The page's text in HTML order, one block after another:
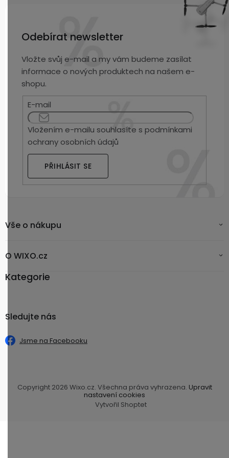
Odebírat newsletter
Vložte svůj e-mail a my vám budeme zasílat
informace o nových produktech na našem e-
shopu.
E-mail
Vložením e-mailu souhlasíte spodmínkami
ochrany osobních údajů
PŘIHLÁSIT SE
Vše o nákupu
O WIXO.cz
Kategorie
Sledujte nás
Jsme na Facebooku
Vytvořil Shoptet
Copyright 2026 Wixo.cz. Všechna práva vyhrazena. Upravit
nastavení cookies